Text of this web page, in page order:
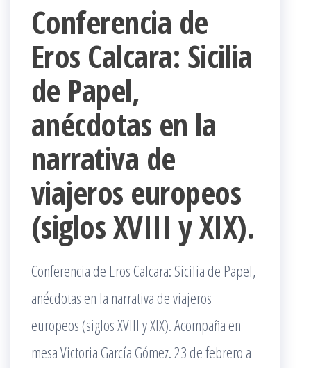
Conferencia de
Eros Calcara: Sicilia
de Papel,
anécdotas en la
narrativa de
viajeros europeos
(siglos XVIII y XIX).
Conferencia de Eros Calcara: Sicilia de Papel,
anécdotas en la narrativa de viajeros
europeos (siglos XVIII y XIX). Acompaña en
mesa Victoria García Gómez. 23 de febrero a